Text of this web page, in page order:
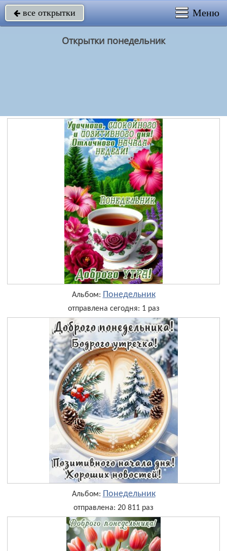
 все открытки Меню
Открытки понедельник
Альбом: Понедельник
отправлена сегодня: 1 раз
Альбом: Понедельник
отправлена: 20 811 раз